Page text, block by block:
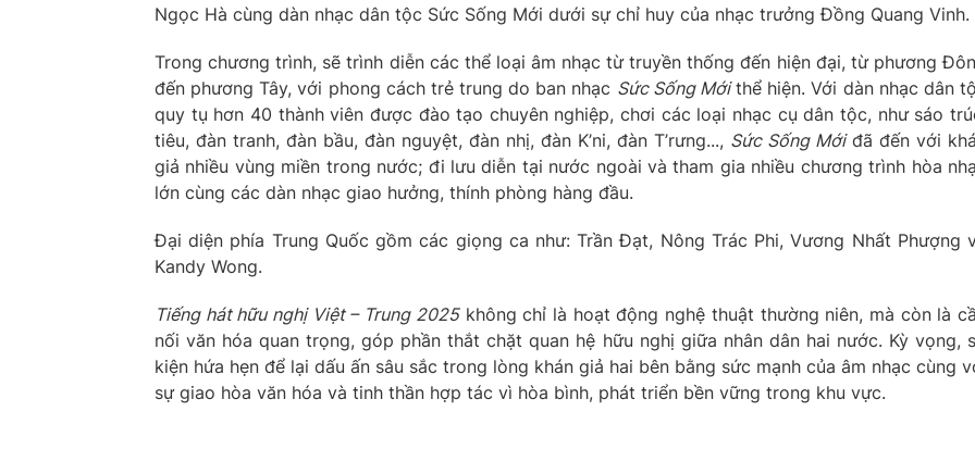
Ngọc Hà cùng dàn nhạc dân tộc Sức Sống Mới dưới sự chỉ huy của nhạc trưởng Đồng Quang Vinh.
Trong chương trình, sẽ trình diễn các thể loại âm nhạc từ truyền thống đến hiện đại, từ phương
đến phương Tây, với phong cách trẻ trung do ban nhạc Sức Sống Mớithể hiện. Với dàn nhạc dân
quy tụ hơn 40 thành viên được đào tạo chuyên nghiệp, chơi các loại nhạc cụ dân tộc, như sáo
tiêu, đàn tranh, đàn bầu, đàn nguyệt, đàn nhị, đàn K’ni, đàn T’rưng..., Sức Sống Mớiđã đến với
giả nhiều vùng miền trong nước; đi lưu diễn tại nước ngoài và tham gia nhiều chương trình hòa
lớn cùng các dàn nhạc giao hưởng, thính phòng hàng đầu.
Đại diện phía Trung Quốc gồm các giọng ca như: Trần Đạt, Nông Trác Phi, Vương Nhất Phượng
Kandy Wong.
Tiếng hát hữu nghị Việt – Trung 2025không chỉ là hoạt động nghệ thuật thường niên, mà còn là
nối văn hóa quan trọng, góp phần thắt chặt quan hệ hữu nghị giữa nhân dân hai nước. Kỳ vọng,
kiện hứa hẹn để lại dấu ấn sâu sắc trong lòng khán giả hai bên bằng sức mạnh của âm nhạc cùng
sự giao hòa văn hóa và tinh thần hợp tác vì hòa bình, phát triển bền vững trong khu vực.